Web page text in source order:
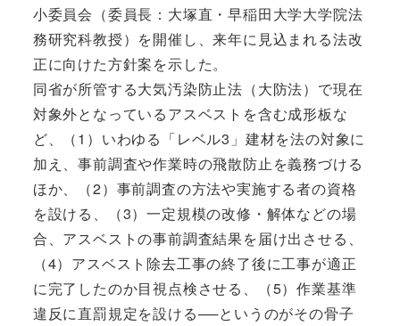
小委員会（委員長：大塚直・早稲田大学大学院法
務研究科教授）を開催し、来年に見込まれる法改
正に向けた方針案を示した。
同省が所管する大気汚染防止法（大防法）で現在
対象外となっているアスベストを含む成形板な
ど、（1）いわゆる「レベル3」建材を法の対象に
加え、事前調査や作業時の飛散防止を義務づける
ほか、（2）事前調査の方法や実施する者の資格
を設ける、（3）一定規模の改修・解体などの場
合、アスベストの事前調査結果を届け出させる、
（4）アスベスト除去工事の終了後に工事が適正
に完了したのか目視点検させる、（5）作業基準
違反に直罰規定を設ける──というのがその骨子